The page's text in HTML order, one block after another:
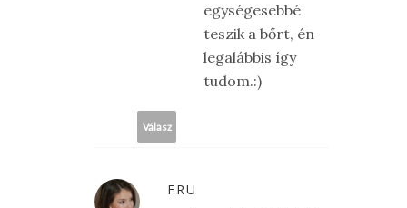
egységesebbé
teszik a bőrt, én
legalábbis így
tudom.:)
Válasz
FRU